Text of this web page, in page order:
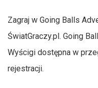
Zagraj w Going Balls
ŚwiatGraczy.pl. Going
Wyścigi dostępna w
rejestracji.